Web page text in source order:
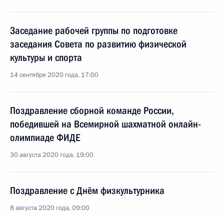
Заседание рабочей группы по подготовке
заседания Совета по развитию физической
культуры и спорта
14 сентября 2020 года, 17:00
Поздравление сборной команде России,
победившей на Всемирной шахматной онлайн-
олимпиаде ФИДЕ
30 августа 2020 года, 19:00
Поздравление с Днём физкультурника
8 августа 2020 года, 09:00